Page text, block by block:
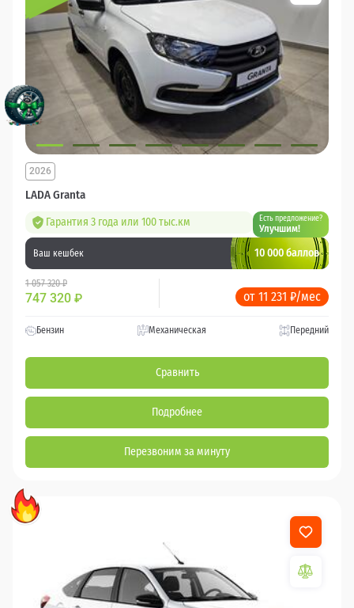
LADA Granta
2026
Гарантия 3 года или 100 тыс.км Есть предложение?
Улучшим!
Ваш кешбек 10 000 баллов
1 057 320 ₽
747 320 ₽ от 11 231 ₽/мес
Бензин Механическая Передний
Сравнить
Подробнее
Перезвоним за минуту